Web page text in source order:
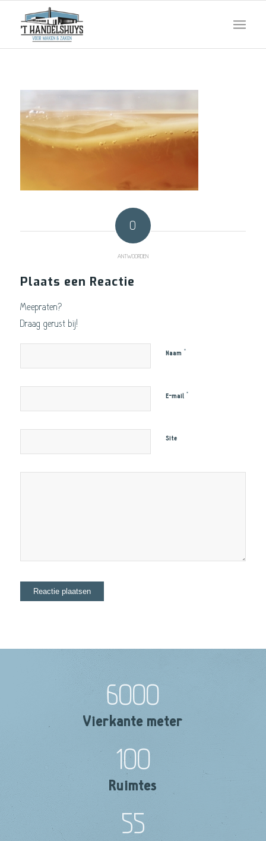
0
ANTWOORDEN
Plaats een Reactie
Meepraten?
Draag gerust bij!
Naam *
E-mail *
Site
6000
Vierkante meter
100
Ruimtes
55